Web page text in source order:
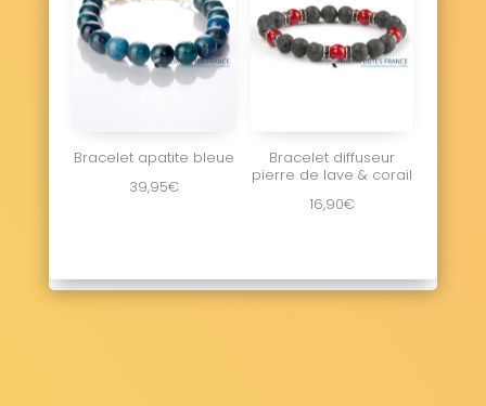
Bracelet apatite bleue
39,95€
Bracelet diffuseur
pierre de lave & corail
16,90€